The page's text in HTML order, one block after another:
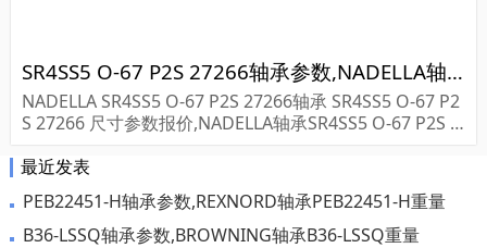
SR4SS5 O-67 P2S 27266轴承参数,NADELLA轴承SR4SS5 O-67 P2S 27266重量
NADELLA SR4SS5 O-67 P2S 27266轴承 SR4SS5 O-67 P2
S 27266 尺寸参数报价,NADELLA轴承SR4SS5 O-67 P2S 2
最近发表
PEB22451-H轴承参数,REXNORD轴承PEB22451-H重量
B36-LSSQ轴承参数,BROWNING轴承B36-LSSQ重量